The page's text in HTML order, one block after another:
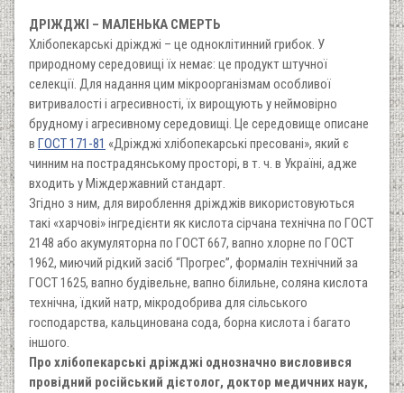
ДРІЖДЖІ – МАЛЕНЬКА СМЕРТЬ
Хлібопекарські дріжджі – це одноклітинний грибок. У
природному середовищі їх немає: це продукт штучної
селекції. Для надання цим мікроорганізмам особливої
витривалості і агресивності, їх вирощують у неймовірно
брудному і агресивному середовищі. Це середовище описане
в ГОСТ 171-81 «Дріжджі хлібопекарські пресовані», який є
чинним на пострадянському просторі, в т. ч. в Україні, адже
входить у Міждержавний стандарт.
Згідно з ним, для вироблення дріжджів використовуються
такі «харчові» інгредієнти як кислота сірчана технічна по ГОСТ
2148 або акумуляторна по ГОСТ 667, вапно хлорне по ГОСТ
1962, миючий рідкий засіб “Прогрес”, формалін технічний за
ГОСТ 1625, вапно будівельне, вапно білильне, соляна кислота
технічна, їдкий натр, мікродобрива для сільського
господарства, кальцинована сода, борна кислота і багато
іншого.
Про хлібопекарські дріжджі однозначно висловився
провідний російський дієтолог, доктор медичних наук,